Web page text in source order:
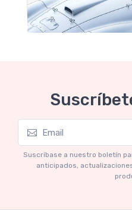
Ferrari 166 MM
Version 1953 scala 1/
Suscríbase a nuestro boletín
anticipados,